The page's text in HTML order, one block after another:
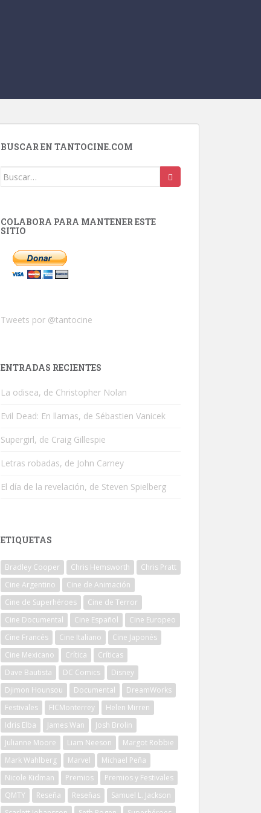
BUSCAR EN TANTOCINE.COM
Buscar:
COLABORA PARA MANTENER ESTE
SITIO
Tweets por @tantocine
ENTRADAS RECIENTES
La odisea, de Christopher Nolan
Evil Dead: En llamas, de Sébastien Vanicek
Supergirl, de Craig Gillespie
Letras robadas, de John Carney
El día de la revelación, de Steven Spielberg
ETIQUETAS
Bradley Cooper Chris Hemsworth
Chris Pratt
Cine Argentino
Cine de Animación
Cine de Superhéroes
Cine de Terror
Cine Documental
Cine Español
Cine Europeo
Cine Francés
Cine Italiano
Cine Japonés
Cine Mexicano
Crítica
Críticas
Dave Bautista
DC Comics
Disney
Djimon Hounsou
Documental
DreamWorks
Festivales
FICMonterrey
Helen Mirren
Idris Elba
James Wan
Josh Brolin
Julianne Moore
Liam Neeson
Margot Robbie
Mark Wahlberg
Marvel
Michael Peña
Nicole Kidman
Premios
Premios y Festivales
QMTY
Reseña Reseñas
Samuel L. Jackson